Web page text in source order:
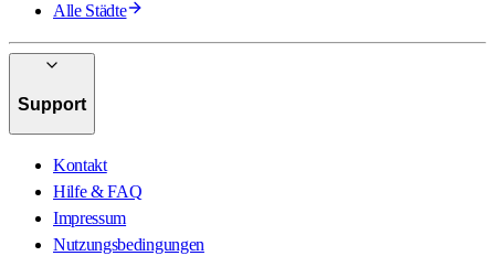
Alle Städte
Support
Kontakt
Hilfe & FAQ
Impressum
Nutzungsbedingungen